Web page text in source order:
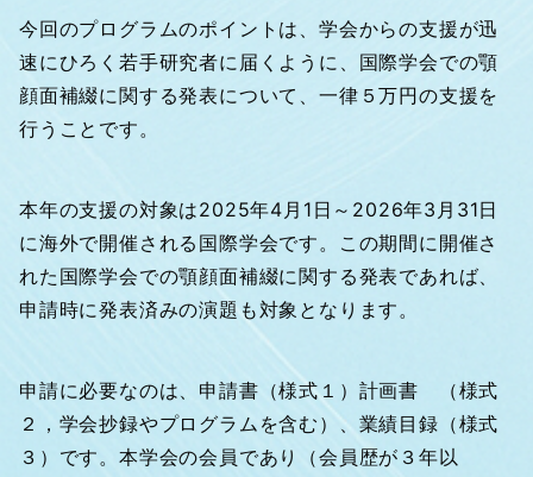
今回のプログラムのポイントは、学会からの支援が迅
速にひろく若手研究者に届くように、国際学会での顎
顔面補綴に関する発表について、一律５万円の支援を
行うことです。
本年の支援の対象は2025年4月1日～2026年3月31日
に海外で開催される国際学会です。この期間に開催さ
れた国際学会での顎顔面補綴に関する発表であれば、
申請時に発表済みの演題も対象となります。
申請に必要なのは、申請書（様式１）計画書 （様式
２，学会抄録やプログラムを含む）、業績目録（様式
３）です。本学会の会員であり（会員歴が３年以